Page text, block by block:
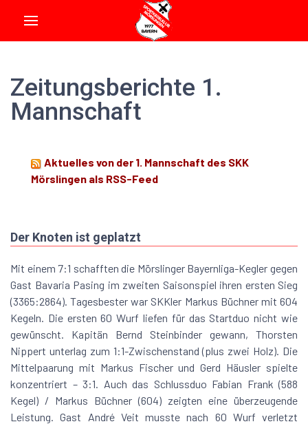
Zeitungsberichte 1.
Mannschaft
Aktuelles von der 1. Mannschaft des SKK
Mörslingen als RSS-Feed
Der Knoten ist geplatzt
Mit einem 7:1 schafften die Mörslinger Bayernliga-Kegler gegen
Gast Bavaria Pasing im zweiten Saisonspiel ihren ersten Sieg
(3365:2864). Tagesbester war SKKler Markus Büchner mit 604
Kegeln. Die ersten 60 Wurf liefen für das Startduo nicht wie
gewünscht. Kapitän Bernd Steinbinder gewann, Thorsten
Nippert unterlag zum 1:1-Zwischenstand (plus zwei Holz). Die
Mittelpaarung mit Markus Fischer und Gerd Häusler spielte
konzentriert – 3:1. Auch das Schlussduo Fabian Frank (588
Kegel) / Markus Büchner (604) zeigten eine überzeugende
Leistung. Gast André Veit musste nach 60 Wurf verletzt